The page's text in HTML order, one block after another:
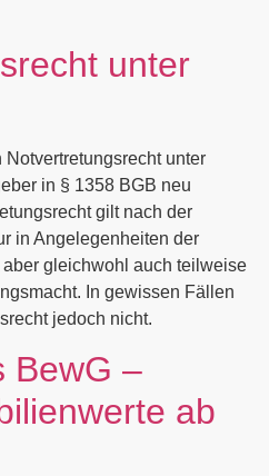
unter
unter
in § 1358 BGB neu
gilt nach der
in Angelegenheiten der
gleichwohl auch teilweise
In gewissen Fällen
jedoch nicht.
BewG –
ab